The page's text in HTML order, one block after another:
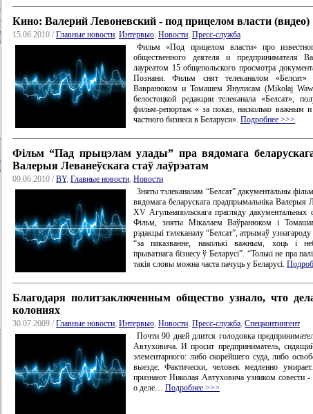
Кино: Валерий Левоневский - под прицелом власти (видео)
15.06.2010 / Главные новости Интервью Новости Пресс-служба
Фильм «Под прицелом власти» про
общественного деятеля и предпринимателя
лауреатом 15 общепольского просмотра
Познани. Фильм снят телеканалом
Вавранюком и Томашем Янулисам (Mikołaj
белостоцкой редакции телеканала «Белсат»,
фильм-репортаж « за показ, насколько важным
частного бизнеса в Беларуси». Подробнее >>>
Фільм “Пад прыцэлам улады” пра вядомага
Валерыя Леванеўскага стаў лаўрэатам
09.06.2010 / BY, Главные новости Новости
Зняты тэлеканалам “Белсат” дакументальны
вядомага беларускага прадпрымальніка Валерыя
XV Агульнапольскага прагляду
Фільм, зняты Мікалаем Ваўранюком і
рэдакцыі тэлеканалу “Белсат”, атрымаў
“за паказванне, наколькі важным, хоць і
прыватнага бізнесу ў Беларусі”. “Толькі не пра
такія словы можна часта пачуць у Беларусі.
Благодаря политзаключенным общество узнало, что
колониях
30.07.2009 / Главные новости Интервью Новости Пресс-служба Спецконтингент
Почти 90 дней длится голодовка
Автуховича. И просит предприниматель,
элементарного: либо скорейшего суда, либо
выезде. Фактически, человек медленно
признают Николая Автуховича узником совести
о деле… Подробнее >>>